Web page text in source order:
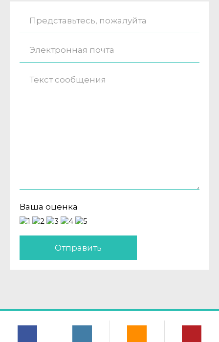
Ваша оценка
Отправить